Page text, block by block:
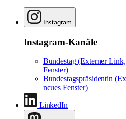
Instagram
Instagram-Kanäle
Bundestag (Externer
Fenster)
Bundestagspräsidentin
neues Fenster)
LinkedIn